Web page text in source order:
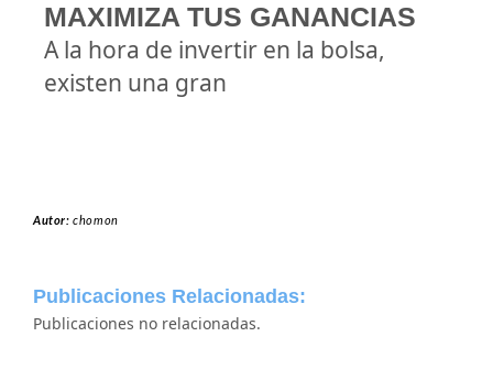
MAXIMIZA TUS GANANCIAS
A la hora de invertir en la bolsa,
existen una gran
Autor:chomon
Publicaciones Relacionadas:
Publicaciones no relacionadas.